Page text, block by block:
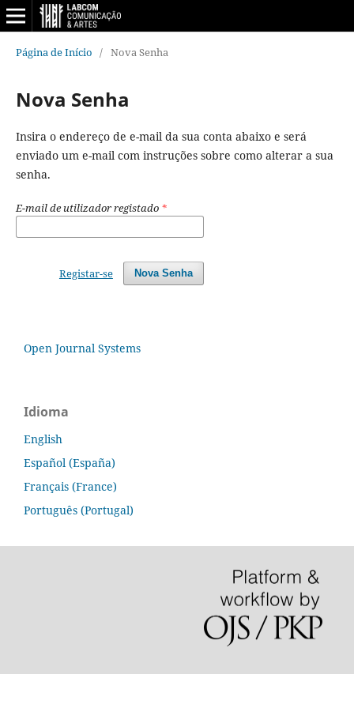
Página de Início / Nova Senha
Nova Senha
Insira o endereço de e-mail da sua conta abaixo e será
enviado um e-mail com instruções sobre como alterar a sua
senha.
E-mail de utilizador registado *
Nova Senha
Registar-se
Open Journal Systems
Idioma
English
Español (España)
Français (France)
Português (Portugal)